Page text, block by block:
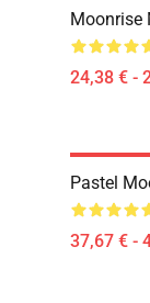
Moonrise
24,38 € -
Pastel
37,67 € -